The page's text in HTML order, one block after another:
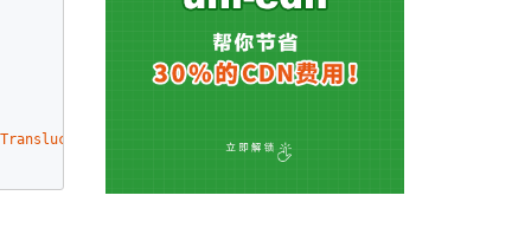
android:screenOrientation